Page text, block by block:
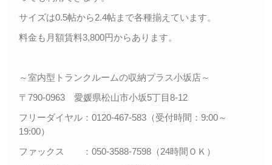
サイズは0.5帖から2.4帖まで各種揃えています。
料金も月額賃料3,800円からあります。
～室内型トランクルームの収納プラス小坂店～
〒790-0963 愛媛県松山市小坂5丁目8-12
フリーダイヤル：0120-467-583（受付時間：9:00～
19:00）
ファックス ：050-3588-7598（24時間ＯＫ）